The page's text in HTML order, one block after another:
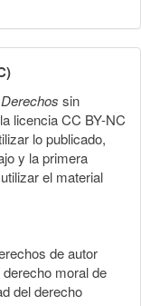
sin
licencia CC BY-NC
lo publicado,
y la primera
el material
de autor
moral de
del derecho